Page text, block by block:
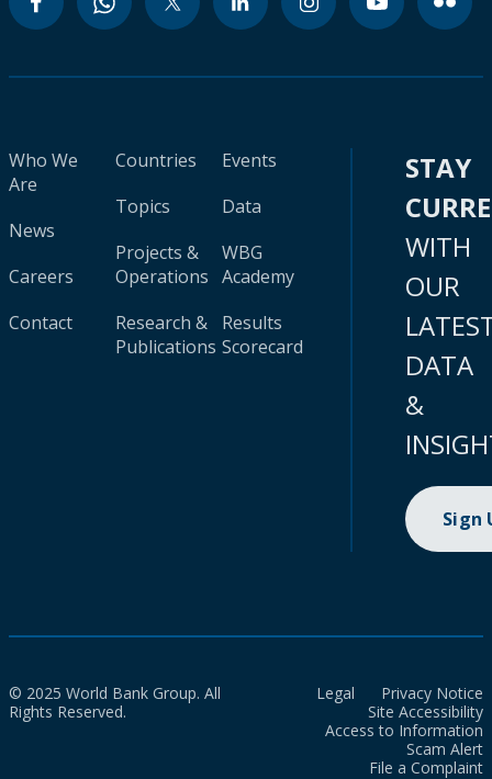
Who We
Are
News
Careers
Contact
Countries
Topics
Projects &
Operations
Research &
Publications
Events
Data
WBG
Academy
Results
Scorecard
STAY
WITH
OUR
DATA
&
Sign
© 2025 World Bank Group. All
Rights Reserved.
Legal
Privacy Notice
Site Accessibility
Access to Information
Scam Alert
File a Complaint